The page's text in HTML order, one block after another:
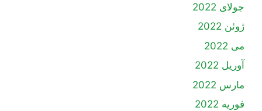
جولای 2022
ژوئن 2022
آوریل 2022
مارس 2022
فوریه 2022